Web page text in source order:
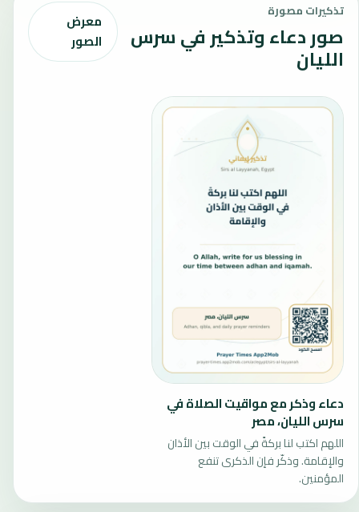
تذكيرات مصورة
صور دعاء وتذكير في سرس
الليان
معرض
الصور
دعاء وذكر مع مواقيت الصلاة في
سرس الليان، مصر
اللهم اكتب لنا بركةً في الوقت بين الأذان
والإقامة. وذكّر فإن الذكرى تنفع
المؤمنين.